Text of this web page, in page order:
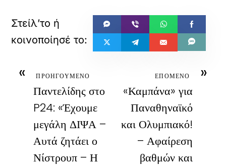
« ΠΡΟΗΓΟΥΜΕΝΟ
Παντελίδης στο
P24: «Έχουμε
μεγάλη ΔΙΨΑ –
Αυτά ζητάει ο
Νίστρουπ – Η
»
ΕΠΟΜΕΝΟ
«Καμπάνα» για
Παναθηναϊκό
και Ολυμπιακό!
– Αφαίρεση
βαθμών και